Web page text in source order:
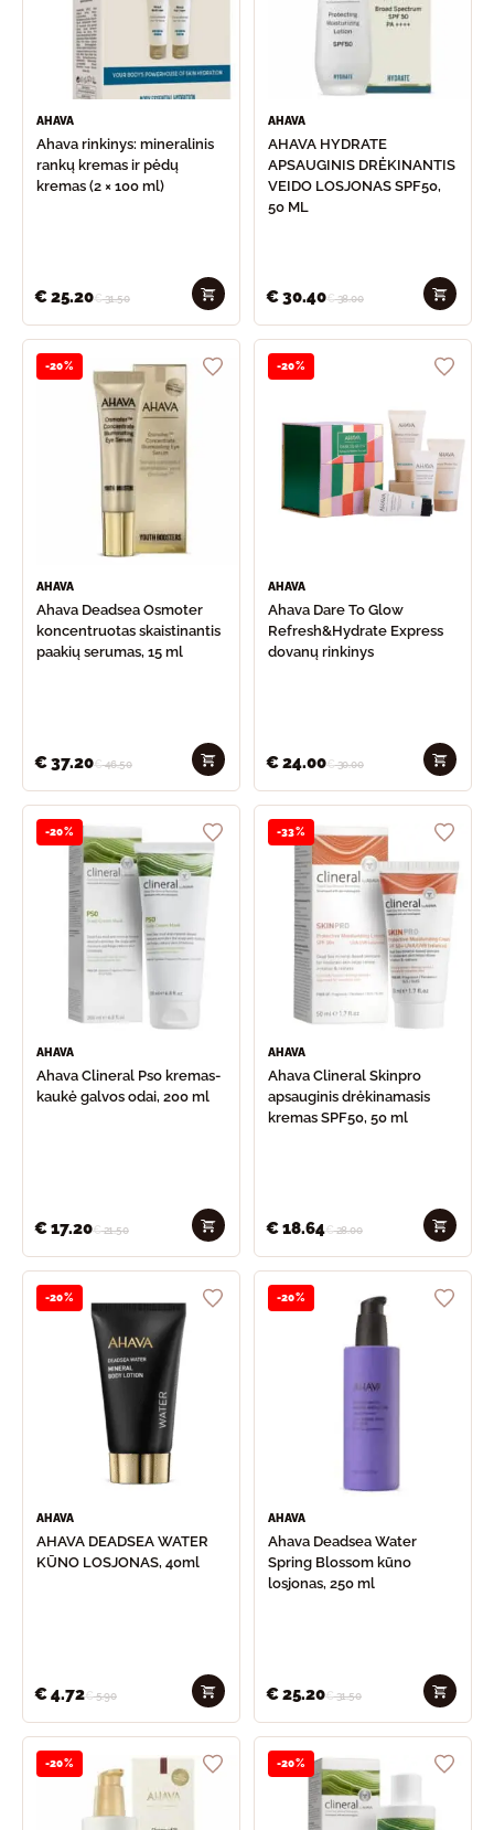
AHAVA
Ahava rinkinys: mineralinis
rankų kremas ir pėdų
kremas (2 × 100 ml)
€25.20€31.50
AHAVA
AHAVA HYDRATE
APSAUGINIS DRĖKINANTIS
VEIDO LOSJONAS SPF50,
50 ML
€30.40€38.00
-20%
AHAVA
Ahava Deadsea Osmoter
koncentruotas skaistinantis
paakių serumas, 15 ml
€37.20€46.50
-20%
AHAVA
Ahava Dare To Glow
Refresh&Hydrate Express
dovanų rinkinys
€24.00€30.00
-20%
AHAVA
Ahava Clineral Pso kremas-
kaukė galvos odai, 200 ml
€17.20€21.50
-33%
AHAVA
Ahava Clineral Skinpro
apsauginis drėkinamasis
kremas SPF50, 50 ml
€18.64€28.00
-20%
AHAVA
AHAVA DEADSEA WATER
KŪNO LOSJONAS, 40ml
€4.72€5.90
-20%
AHAVA
Ahava Deadsea Water
Spring Blossom kūno
losjonas, 250 ml
€25.20€31.50
-20% -20%